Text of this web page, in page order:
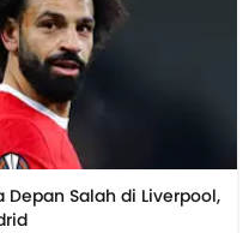
Depan Salah di Liverpool,